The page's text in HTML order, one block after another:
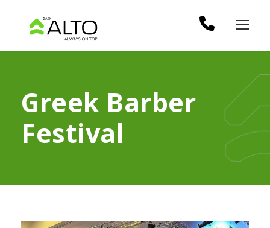
Greek Barber
Festival